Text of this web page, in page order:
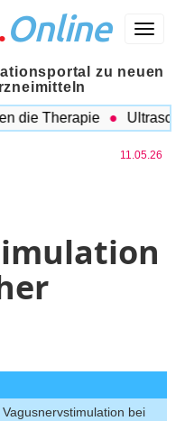
Menü
Online
zu neuen
Therapie Ultraschall
11.05.26
bei